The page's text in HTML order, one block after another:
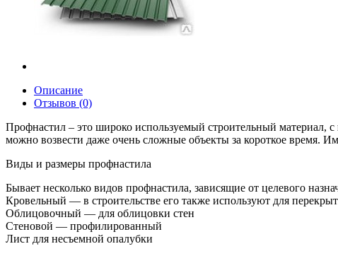
Описание
Отзывов (0)
Профнастил – это широко используемый строительный материал,
можно возвести даже очень сложные объекты за короткое время.
Виды и размеры профнастила
Бывает несколько видов профнастила, зависящие от целевого
Кровельный — в строительстве его также используют для
Облицовочный — для облицовки стен
Стеновой — профилированный
Лист для несъемной опалубки